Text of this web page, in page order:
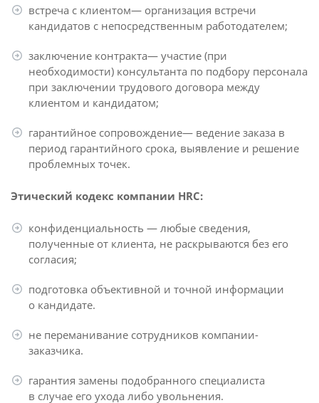
встреча с клиентом— организация встречи
кандидатов с непосредственным работодателем;
заключение контракта— участие (при
необходимости) консультанта по подбору персонала
при заключении трудового договора между
клиентом и кандидатом;
гарантийное сопровождение— ведение заказа в
период гарантийного срока, выявление и решение
проблемных точек.
Этический кодекс компании HRC:
конфиденциальность — любые сведения,
полученные от клиента, не раскрываются без его
согласия;
подготовка объективной и точной информации
о кандидате.
не переманивание сотрудников компании-
заказчика.
гарантия замены подобранного специалиста
в случае его ухода либо увольнения.